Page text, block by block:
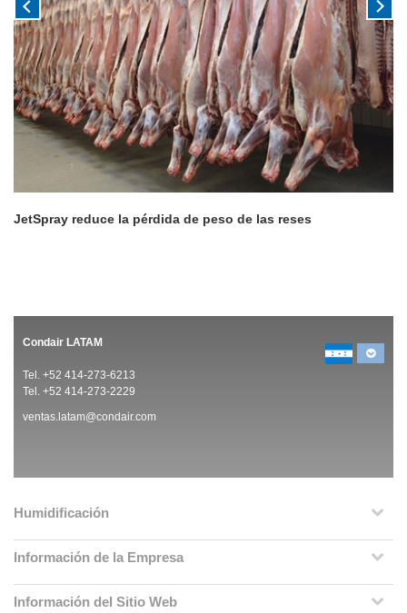
JetSpray reduce la pérdida de peso de las reses
Condair LATAM
Tel. +52 414-273-6213
Tel. +52 414-273-2229
ventas.latam@condair.com
Humidificación
Información de la Empresa
Información del Sitio Web